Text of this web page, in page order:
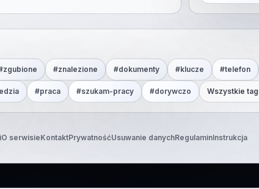
zgubione #znalezione #dokumenty #klucze #telefon
#praca #szukam-pracy #dorywczo Wszystkie
O serwisieKontaktPrywatnośćUsuwanie danychRegulaminInstrukcja